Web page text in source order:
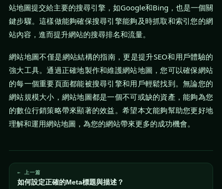
站地圖提交給主要的搜尋引擎，如Google和Bing，也是一個關
鍵步驟。這樣做能夠確保搜尋引擎能夠及時抓取和索引您的網
站內容，進而提升網站的搜尋排名和流量。
網站地圖不僅是網站結構的指南，更是提升SEO和用戶體驗的
強大工具。通過正確地製作和維護網站地圖，您可以確保網站
的每一個重要頁面都能被搜尋引擎和用戶輕鬆找到。無論您的
網站規模大小，網站地圖都是一個不可或缺的資產，能夠為您
的數位行銷策略帶來顯著的效益。希望本文能夠幫助您更好地
理解和運用網站地圖，為您的網站帶來更多的成功機會。
← 上一篇
如何設定正確的Meta標題與描述？